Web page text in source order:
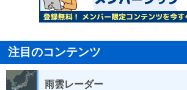
注目のコンテンツ
雨雲レーダー